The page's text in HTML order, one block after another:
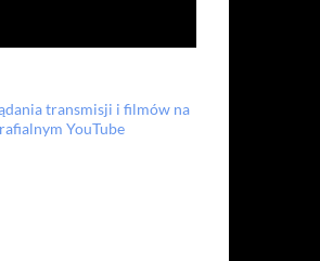
transmisji i filmów na
YouTube